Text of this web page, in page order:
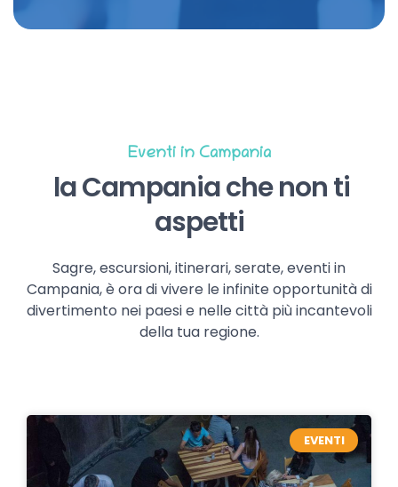
Eventi in Campania
la Campania che non ti
aspetti
Sagre, escursioni, itinerari, serate, eventi in
Campania, è ora di vivere le infinite opportunità di
divertimento nei paesi e nelle città più incantevoli
della tua regione.
EVENTI